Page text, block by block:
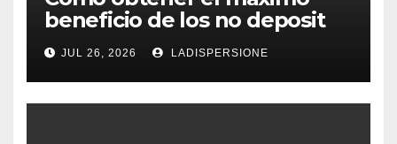
beneficio de los no deposit
bonus codes de roby casino
JUL 26, 2026 LADISPERSIONE